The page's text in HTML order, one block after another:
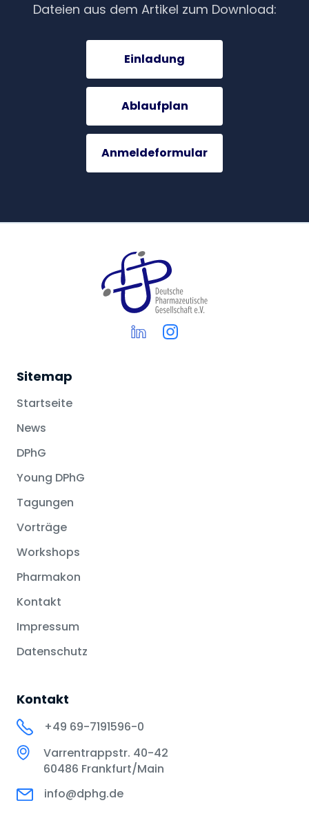
Dateien aus dem Artikel zum Download:
Einladung
Ablaufplan
Anmeldeformular
Sitemap
Startseite
News
DPhG
Young DPhG
Tagungen
Vorträge
Workshops
Pharmakon
Kontakt
Impressum
Datenschutz
Kontakt
+49 69-7191596-0
Varrentrappstr. 40-42
60486 Frankfurt/Main
info@dphg.de